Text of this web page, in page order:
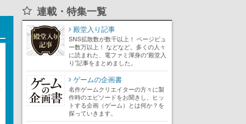
連載・特集一覧
殿堂入り記事
SNS拡散数が数千以上！ ページビュ
ー数万以上！ などなど。多くの人々
に読まれた、電ファミ渾身の“殿堂入
り”記事をまとめました。
ゲームの企画書
名作ゲームクリエイターの方々に製
作時のエピソードをお聞きし、ヒッ
トする企画（ゲーム）とは何か？を
探っていきます。